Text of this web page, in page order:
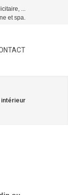
...
et spa.